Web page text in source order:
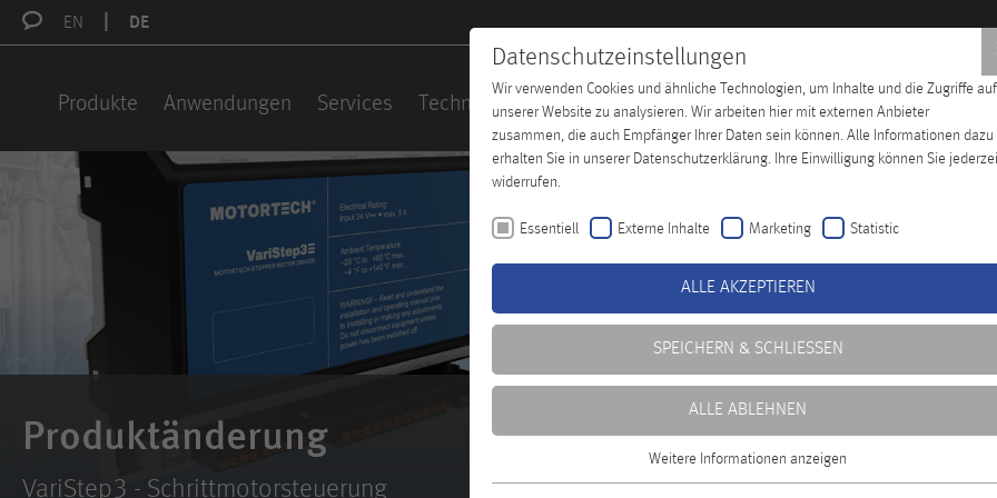
Datenschutzeinstellungen
Wir verwenden Cookies und ähnliche Technologien, um Inhalte und die Zugriffe auf
unserer Website zu analysieren. Wir arbeiten hier mit externen Anbieter
zusammen, die auch Empfänger Ihrer Daten sein können. Alle Informationen dazu
erhalten Sie in unserer Datenschutzerklärung. Ihre Einwilligung können Sie
widerrufen.
Essentiell Externe Inhalte Marketing Statistic
ALLE AKZEPTIEREN
SPEICHERN & SCHLIESSEN
ALLE ABLEHNEN
Weitere Informationen anzeigen
EN DE
Produkte Anwendungen Services Technisches Training Unternehmen Distributoren Kontakt
Produktänderung
VariStep3 - Schrittmotorsteuerung